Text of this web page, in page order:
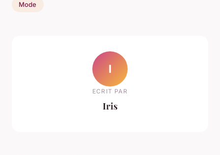
Mode
I
ECRIT PAR
Iris